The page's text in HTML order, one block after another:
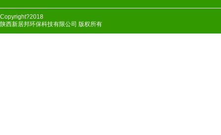
Copyright?2018
陕西新居邦环保科技有限公司 版权所有